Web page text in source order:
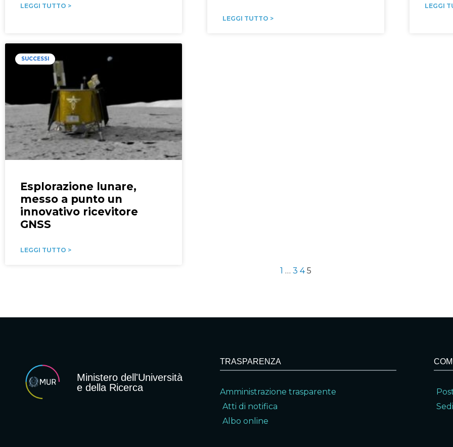
LEGGI TUTTO >
LEGGI TUTTO >
LEGGI
SUCCESSI
Esplorazione lunare,
messo a punto un
innovativo ricevitore
GNSS
LEGGI TUTTO >
1 … 3 4 5
Ministero dell'Università
e della Ricerca
TRASPARENZA
Amministrazione trasparente
Atti di notifica
Albo online